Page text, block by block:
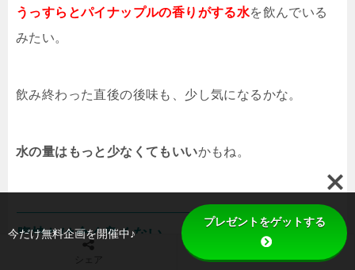
うっすらとパイナップルの香りがする水を飲んでいる
みたい。
飲み終わった直後の後味も、少し気になるかな。
水の量はもっと少なくてもいいかもね。
腹持ちは全く良くない
シェア TOPへ
今だけ無料企画を開催中♪
プレゼントをゲットする